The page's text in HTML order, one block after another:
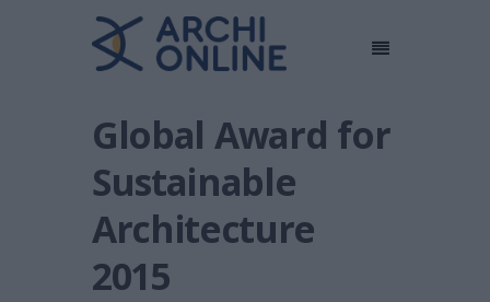
Global Award for
Sustainable
Architecture
2015